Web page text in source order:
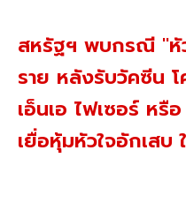
สหรัฐฯ พบกรณี "หั
ราย หลังรับวัคซีน
เอ็นเอ ไฟเซอร์ หรื
เยื่อหุ้มหัวใจอักเสบ